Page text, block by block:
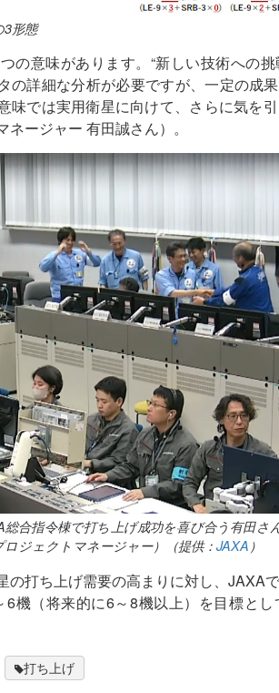
形態
の意味があります。“新しい技術への
の詳細な分析が必要ですが、一定の成
味では実用衛星に向けて、さらに気を
ネージャー 有田誠さん）。
総合指令棟で打ち上げ成功を喜び合う有田さ
ロジェクトマネージャー）（提供：JAXA ）
の打ち上げ需要の高まりに対し、JAXA
6機（将来的に6～8機以上）を目標と
打ち上げ